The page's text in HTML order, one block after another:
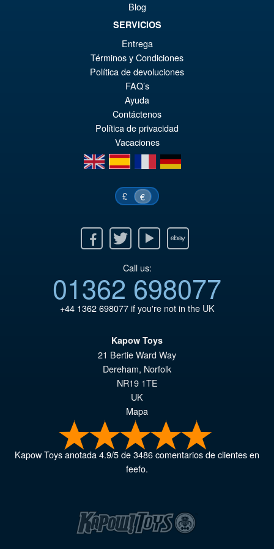
PRE ORDENA
Blog
SERVICIOS
Entrega
Términos y Condiciones
Política de devoluciones
FAQ’s
Ayuda
Contáctenos
Política de privacidad
Vacaciones
en
es fr de
£ €
Twitter Youtube Ebay
Call us:
01362 698077
+44 1362 698077if you're not in the UK
Kapow Toys
21 Bertie Ward Way
Dereham, Norfolk
NR19 1TE
UK
Mapa
Kapow Toysanotada4.9/5de3486comentarios de clientes en
feefo.